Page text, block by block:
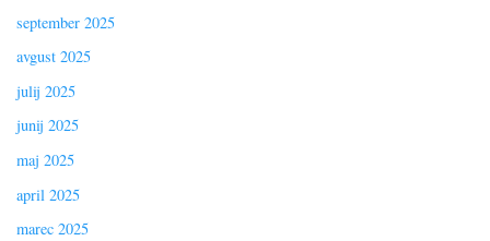
september 2025
avgust 2025
julij 2025
junij 2025
maj 2025
april 2025
marec 2025